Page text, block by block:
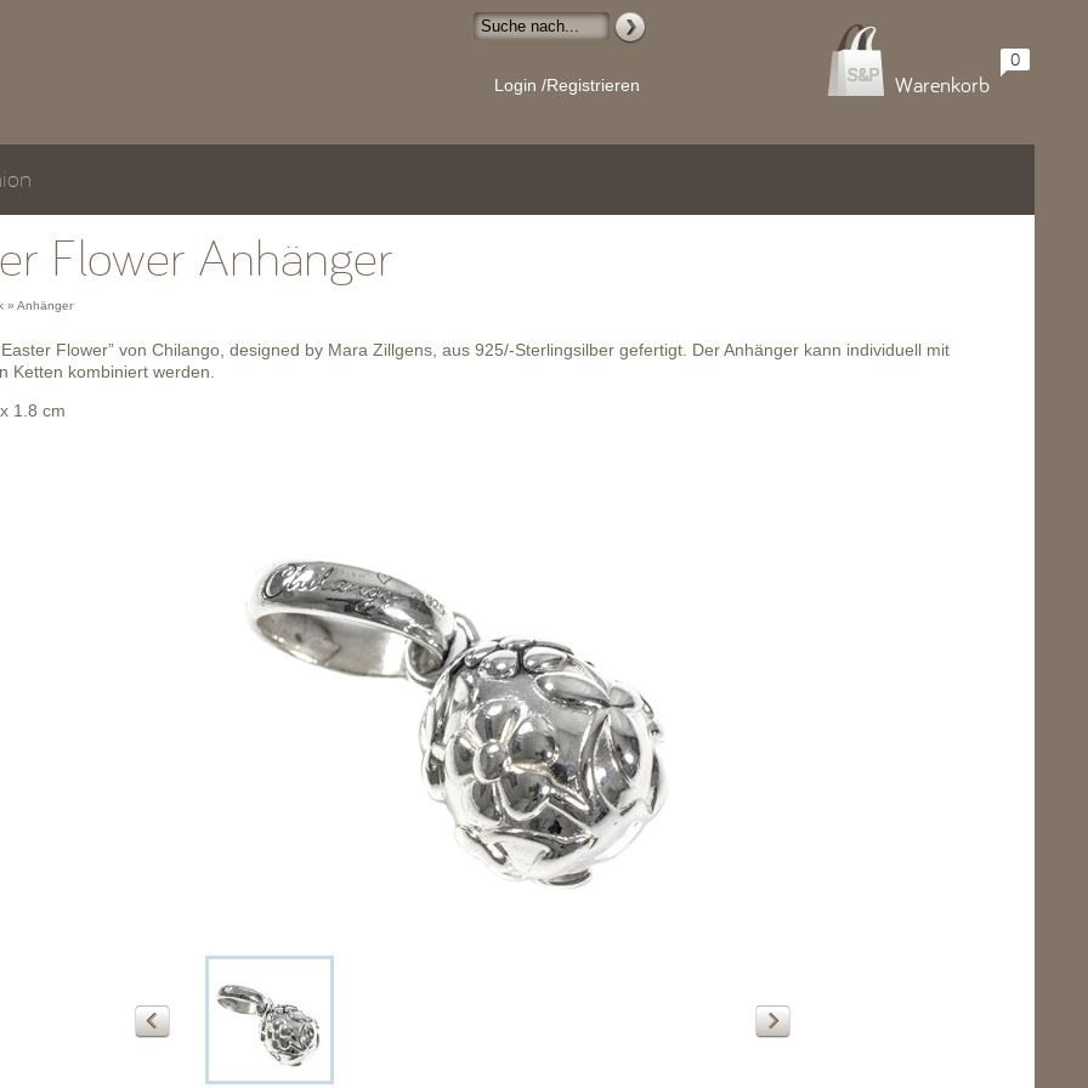
Login /Registrieren Warenkorb
0
Flower Anhänger
» Anhänger
Flower” von Chilango, designed by Mara Zillgens, aus 925/-Sterlingsilber gefertigt. Der Anhänger kann individuell mit
Ketten kombiniert werden.
1.8 cm